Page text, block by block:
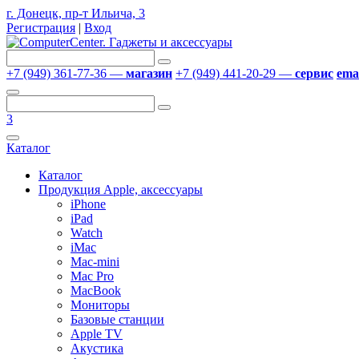
г. Донецк, пр-т Ильича, 3
Регистрация | Вход
+7 (949) 361-77-36 — магазин +7 (949) 441-20-29 — сервис
3
Каталог
Каталог
Продукция Apple, аксессуары
iPhone
iPad
Watch
iMac
Mac-mini
Mac Pro
MacBook
Мониторы
Базовые станции
Apple TV
Акустика